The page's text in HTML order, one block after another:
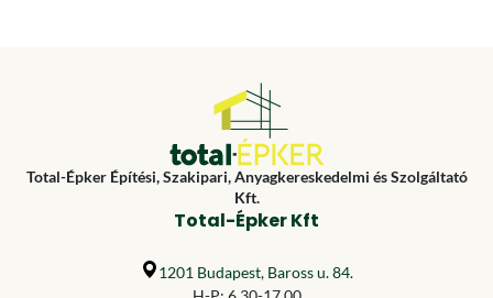
Total-Épker Építési, Szakipari, Anyagkereskedelmi és Szolgáltató
Kft.
Total-Épker Kft
1201 Budapest, Baross u. 84.